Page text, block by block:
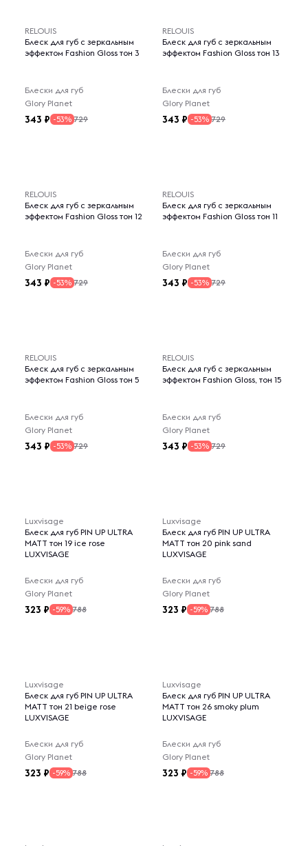
RELOUIS
Блеск для губ с зеркальным
эффектом Fashion Gloss тон 3
Блески для губ
Glory Planet
343 -53% 729
RELOUIS
Блеск для губ с зеркальным
эффектом Fashion Gloss тон 13
Блески для губ
Glory Planet
343 -53% 729
RELOUIS
Блеск для губ с зеркальным
эффектом Fashion Gloss тон 12
Блески для губ
Glory Planet
343 -53% 729
RELOUIS
Блеск для губ с зеркальным
эффектом Fashion Gloss тон 11
Блески для губ
Glory Planet
343 -53% 729
RELOUIS
Блеск для губ с зеркальным
эффектом Fashion Gloss тон 5
Блески для губ
Glory Planet
343 -53% 729
RELOUIS
Блеск для губ с зеркальным
эффектом Fashion Gloss, тон 15
Блески для губ
Glory Planet
343 -53% 729
Luxvisage
Блеск для губ PIN UP ULTRA
MATT тон 19 ice rose
LUXVISAGE
Блески для губ
Glory Planet
323 -59% 788
Luxvisage
Блеск для губ PIN UP ULTRA
MATT тон 20 pink sand
LUXVISAGE
Блески для губ
Glory Planet
323 -59% 788
Luxvisage
Блеск для губ PIN UP ULTRA
MATT тон 21 beige rose
LUXVISAGE
Блески для губ
Glory Planet
323 -59% 788
Luxvisage
Блеск для губ PIN UP ULTRA
MATT тон 26 smoky plum
LUXVISAGE
Блески для губ
Glory Planet
323 -59% 788